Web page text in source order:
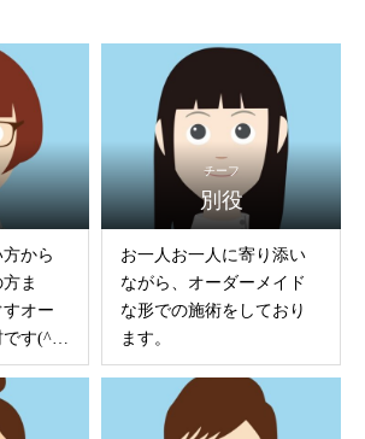
から
ま
オー
す(^-
チーフ
別役
お一人お一人に寄り添い
ながら、オーダーメイド
な形での施術をしており
ます。